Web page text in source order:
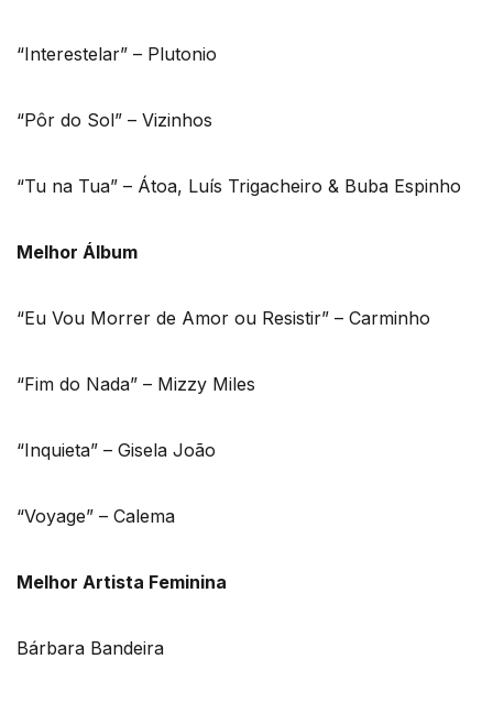
“Interestelar” – Plutonio
“Pôr do Sol” – Vizinhos
“Tu na Tua” – Átoa, Luís Trigacheiro & Buba Espinho
Melhor Álbum
“Eu Vou Morrer de Amor ou Resistir” – Carminho
“Fim do Nada” – Mizzy Miles
“Inquieta” – Gisela João
“Voyage” – Calema
Melhor Artista Feminina
Bárbara Bandeira